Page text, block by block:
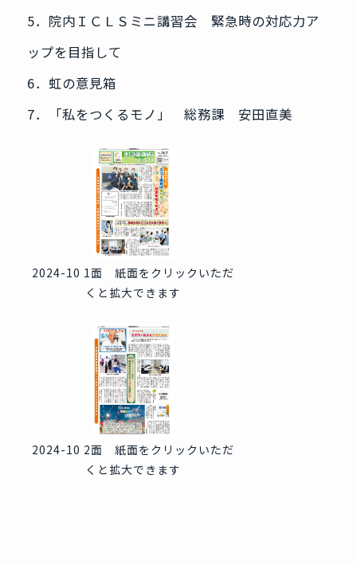
5．院内ＩＣＬＳミニ講習会 緊急時の対応力ア
ップを目指して
6．虹の意見箱
7．「私をつくるモノ」 総務課 安田直美
2024-10 1面 紙面をクリックいただ
くと拡大できます
2024-10 2面 紙面をクリックいただ
くと拡大できます